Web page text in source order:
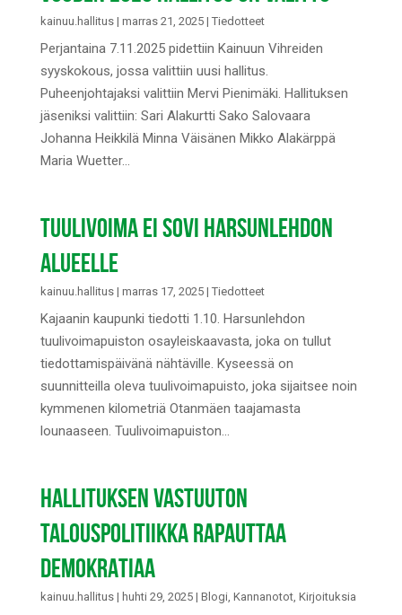
kainuu.hallitus| marras 21, 2025| Tiedotteet
Perjantaina 7.11.2025 pidettiin Kainuun Vihreiden
syyskokous, jossa valittiin uusi hallitus.
Puheenjohtajaksi valittiin Mervi Pienimäki. Hallituksen
jäseniksi valittiin: Sari Alakurtti Sako Salovaara
Johanna Heikkilä Minna Väisänen Mikko Alakärppä
Maria Wuetter...
TUULIVOIMA EI SOVI HARSUNLEHDON
ALUEELLE
kainuu.hallitus| marras 17, 2025| Tiedotteet
Kajaanin kaupunki tiedotti 1.10. Harsunlehdon
tuulivoimapuiston osayleiskaavasta, joka on tullut
tiedottamispäivänä nähtäville. Kyseessä on
suunnitteilla oleva tuulivoimapuisto, joka sijaitsee noin
kymmenen kilometriä Otanmäen taajamasta
lounaaseen. Tuulivoimapuiston...
HALLITUKSEN VASTUUTON
TALOUSPOLITIIKKA RAPAUTTAA
DEMOKRATIAA
kainuu.hallitus| huhti 29, 2025| Blogi, Kannanotot, Kirjoituksia